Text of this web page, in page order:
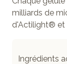
milliards de
d'Actilight® et
Ingrédients